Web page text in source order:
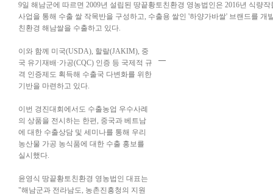
9일 해남군에 따르면 2009년 설립된 땅끝황토친환경 영농법인은 2016년 식량
사업을 통해 수출 쌀 작목반을 구성하고, 수출용 쌀인 '하양가바쌀' 브랜드를 개
친환경 해남쌀을 수출하고 있다.
이와 함께 미국(USDA), 할랄(JAKIM), 중
국 유기재배·가공(CQC) 인증 등 국제적 규
격 인증제도 획득해 수출국 다변화를 위한
기반을 마련하고 있다.
이번 경진대회에서도 수출농업 우수사례
의 상품을 전시하는 한편, 중국과 베트남
에 대한 수출상담 및 세미나를 통해 우리
농산물 가공 농식품에 대한 수출 홍보를
실시했다.
윤영식 땅끝황토친환경 영농법인 대표는
"해남군과 전라남도, 농촌진흥청의 지원